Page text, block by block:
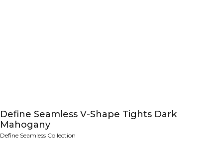
Define Seamless V-Shape Tights Dark
Mahogany
Define Seamless Collection